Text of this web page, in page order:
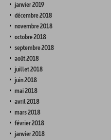
janvier 2019
décembre 2018
novembre 2018
octobre 2018
septembre 2018
août 2018
juillet 2018
juin 2018
mai 2018
avril 2018
mars 2018
février 2018
janvier 2018